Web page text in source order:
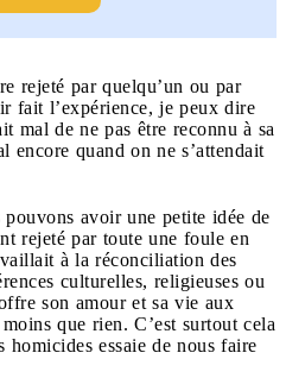
rejeté par quelqu’un ou par
fait l’expérience, je peux dire
mal de ne pas être reconnu à sa
encore quand on ne s’attendait
avoir une petite idée de
rejeté par toute une foule en
à la réconciliation des
culturelles, religieuses ou
son amour et sa vie aux
que rien. C’est surtout cela
homicides essaie de nous faire